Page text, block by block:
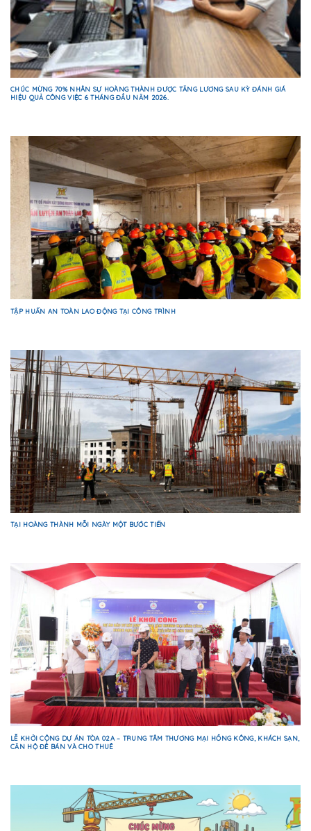
CHÚC MỪNG 70% NHÂN SỰ HOÀNG THÀNH ĐƯỢC TĂNG LƯƠNG SAU KỲ ĐÁNH GIÁ
HIỆU QUẢ CÔNG VIỆC 6 THÁNG ĐẦU NĂM 2026.
TẬP HUẤN AN TOÀN LAO ĐỘNG TẠI CÔNG TRÌNH
TẠI HOÀNG THÀNH MỖI NGÀY MỘT BƯỚC TIẾN
LỄ KHỞI CÔNG DỰ ÁN TÒA 02A – TRUNG TÂM THƯƠNG MẠI HỒNG KÔNG, KHÁCH SẠN,
CĂN HỘ ĐỂ BÁN VÀ CHO THUÊ